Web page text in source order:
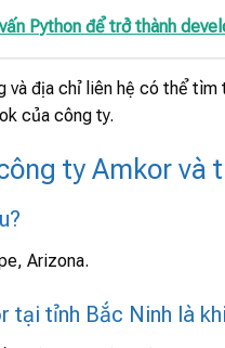
Python để trở thành
địa chỉ liên hệ có thể
của công ty.
ty Amkor và
Arizona.
tại tỉnh Bắc Ninh là